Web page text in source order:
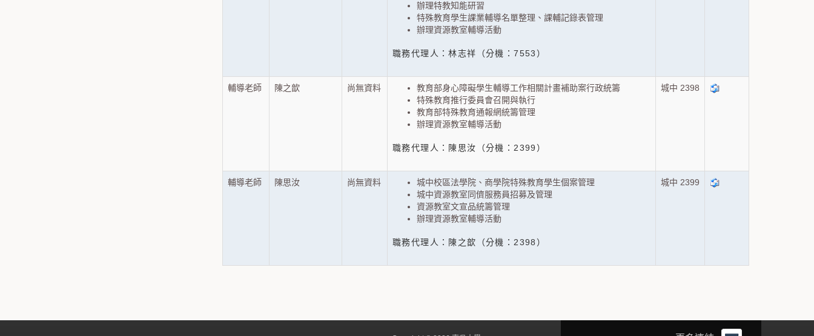
辦理特教知能研習
特殊教育學生課業輔導名單整理、課輔記錄表管理
辦理資源教室輔導活動
職務代理人：林志祥（分機：7553）
輔導老師 陳之歆 尚無資料
教育部身心障礙學生輔導工作相關計畫補助案行政統籌
特殊教育推行委員會召開與執行
教育部特殊教育通報網統籌管理
辦理資源教室輔導活動
職務代理人：陳思汝（分機：2399）
城中 2398
輔導老師 陳思汝 尚無資料
城中校區法學院、商學院特殊教育學生個案管理
城中資源教室同儕服務員招募及管理
資源教室文宣品統籌管理
辦理資源教室輔導活動
職務代理人：陳之歆（分機：2398）
城中 2399